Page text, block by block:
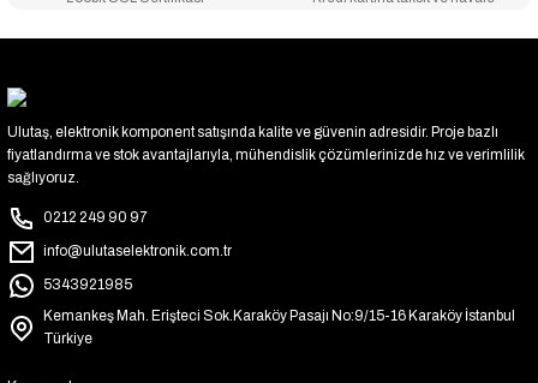
Ulutaş, elektronik komponent satışında kalite ve güvenin adresidir. Proje bazlı
fiyatlandırma ve stok avantajlarıyla, mühendislik çözümlerinizde hız ve verimlilik
sağlıyoruz.
0212 249 90 97
info@ulutaselektronik.com.tr
5343921985
Kemankeş Mah. Erişteci Sok.Karaköy Pasajı No:9/15-16 Karaköy İstanbul
Türkiye